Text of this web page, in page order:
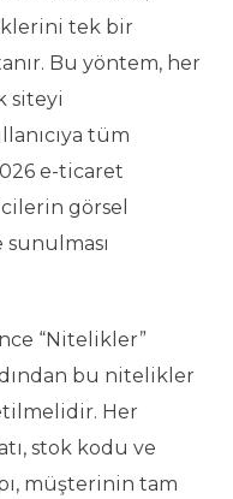
tek bir
Bu yöntem, her
siteyi
tüm
e-ticaret
görsel
“Nitelikler”
bu nitelikler
Her
stok kodu ve
müşterinin tam